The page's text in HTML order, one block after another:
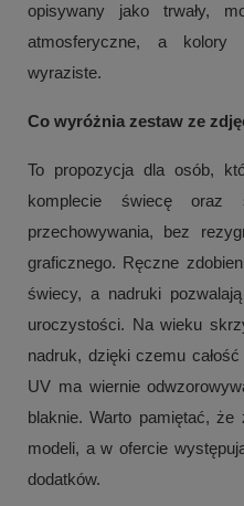
opisywany jako trwały,
atmosferyczne, a
wyraziste.
Co wyróżnia zestaw ze
To propozycja dla osób,
komplecie świecę oraz
przechowywania, bez
graficznego. Ręczne
świecy, a nadruki
uroczystości. Na wieku
nadruk, dzięki czemu
UV ma wiernie
blaknie. Warto pamiętać,
modeli, a w ofercie
dodatków.